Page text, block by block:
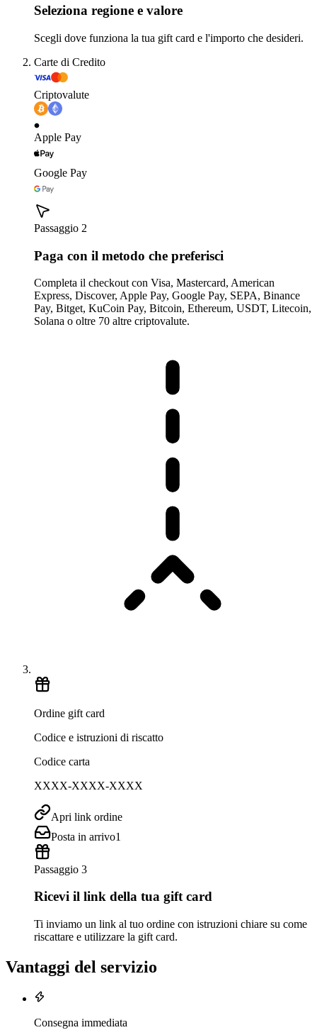
Seleziona regione e valore
Scegli dove funziona la tua gift card e l'importo che desideri.
Carte di Credito
Criptovalute
Apple Pay
Google Pay
Passaggio 2
Paga con il metodo che preferisci
Completa il checkout con Visa, Mastercard, American
Express, Discover, Apple Pay, Google Pay, SEPA, Binance
Pay, Bitget, KuCoin Pay, Bitcoin, Ethereum, USDT, Litecoin,
Solana o oltre 70 altre criptovalute.
Ordine gift card
Codice e istruzioni di riscatto
Codice carta
XXXX-XXXX-XXXX
Apri link ordine
Posta in arrivo1
Passaggio 3
Ricevi il link della tua gift card
Ti inviamo un link al tuo ordine con istruzioni chiare su come
riscattare e utilizzare la gift card.
Vantaggi del servizio
Consegna immediata